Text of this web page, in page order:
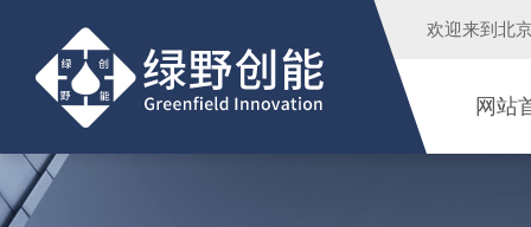
欢迎来到 北
网站